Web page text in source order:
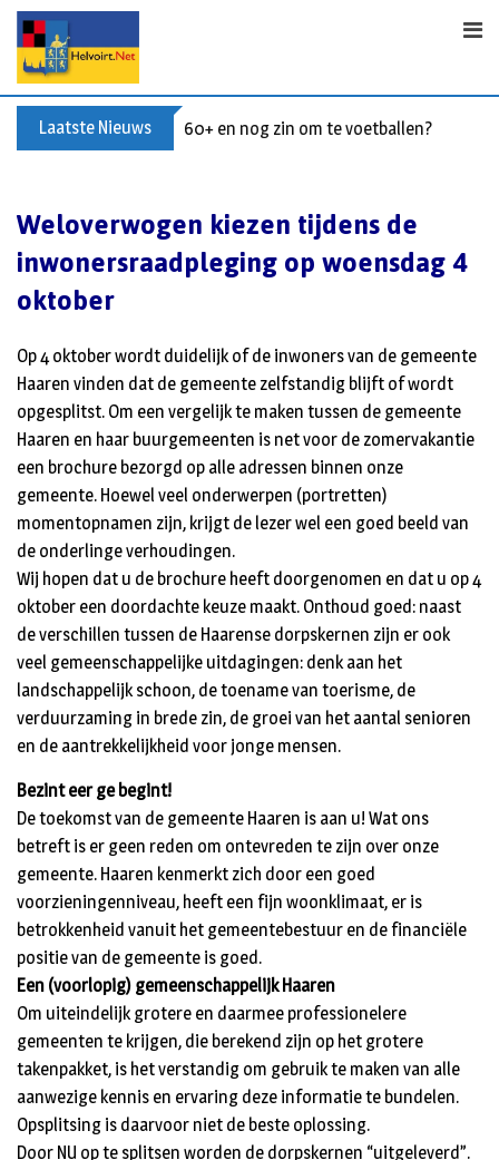
Skip
content
Laatste Nieuws 60+ en nog zin om te voetballen? Kom
Weloverwogen kiezen tijdens de
inwonersraadpleging op woensdag 4
oktober
Op 4 oktober wordt duidelijk of de inwoners van de gemeente
Haaren vinden dat de gemeente zelfstandig blijft of wordt
opgesplitst. Om een vergelijk te maken tussen de gemeente
Haaren en haar buurgemeenten is net voor de zomervakantie
een brochure bezorgd op alle adressen binnen onze
gemeente. Hoewel veel onderwerpen (portretten)
momentopnamen zijn, krijgt de lezer wel een goed beeld van
de onderlinge verhoudingen.
Wij hopen dat u de brochure heeft doorgenomen en dat u op 4
oktober een doordachte keuze maakt. Onthoud goed: naast
de verschillen tussen de Haarense dorpskernen zijn er ook
veel gemeenschappelijke uitdagingen: denk aan het
landschappelijk schoon, de toename van toerisme, de
verduurzaming in brede zin, de groei van het aantal senioren
en de aantrekkelijkheid voor jonge mensen.
Bezint eer ge begint!
De toekomst van de gemeente Haaren is aan u! Wat ons
betreft is er geen reden om ontevreden te zijn over onze
gemeente. Haaren kenmerkt zich door een goed
voorzieningenniveau, heeft een fijn woonklimaat, er is
betrokkenheid vanuit het gemeentebestuur en de financiële
positie van de gemeente is goed.
Een (voorlopig) gemeenschappelijk Haaren
Om uiteindelijk grotere en daarmee professionelere
gemeenten te krijgen, die berekend zijn op het grotere
takenpakket, is het verstandig om gebruik te maken van alle
aanwezige kennis en ervaring deze informatie te bundelen.
Opsplitsing is daarvoor niet de beste oplossing.
Door NU op te splitsen worden de dorpskernen “uitgeleverd”.